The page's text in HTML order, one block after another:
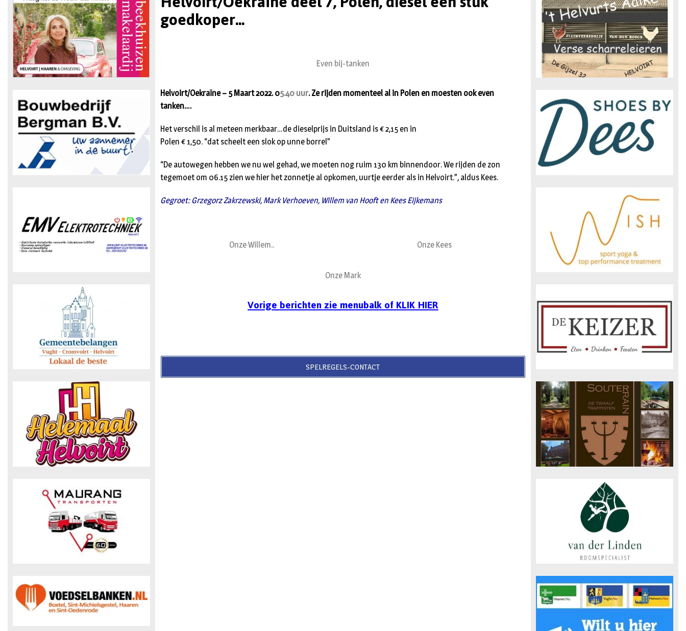
goedkoper...
Even bij-tanken
Helvoirt/Oekraïne – 5 Maart 2022. 05.40 uur. Ze rijden momenteel al in Polen en moesten ook even
tanken….
Het verschil is al meteen merkbaar…de dieselprijs in Duitsland is € 2,15 en in
Polen € 1,50. “dat scheelt een slok op unne borrel”
“De autowegen hebben we nu wel gehad, we moeten nog ruim 130 km binnendoor. We rijden de zon
tegemoet om 06.15 zien we hier het zonnetje al opkomen, uurtje eerder als in Helvoirt.”, aldus Kees.
Gegroet: Grzegorz Zakrzewski, Mark Verhoeven, Willem van Hooft en Kees Eijkemans
Onze Willem.. Onze Kees
Onze Mark
Vorige berichten zie menubalk of KLIK HIER
SPELREGELS-CONTACT
n